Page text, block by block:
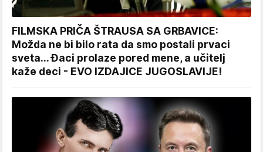
FILMSKA PRIČA ŠTRAUSA SA GRBAVICE:
Možda ne bi bilo rata da smo postali prvaci
sveta... Đaci prolaze pored mene, a učitelj
kaže deci - EVO IZDAJICE JUGOSLAVIJE!